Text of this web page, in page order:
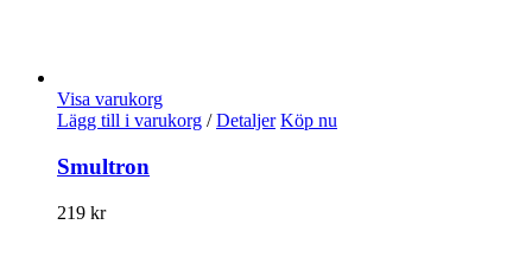
Visa varukorg
Lägg till i varukorg / Detaljer Köp nu
Smultron
219 kr